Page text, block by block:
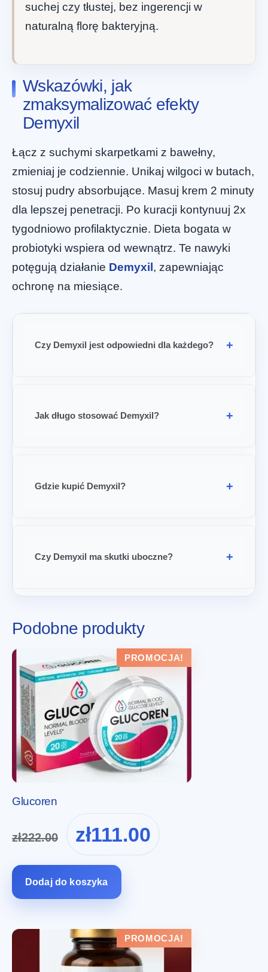
suchej czy tłustej, bez ingerencji w
naturalną florę bakteryjną.
Wskazówki, jak
zmaksymalizować efekty
Demyxil
Łącz z suchymi skarpetkami z bawełny,
zmieniaj je codziennie. Unikaj wilgoci w butach,
stosuj pudry absorbujące. Masuj krem 2 minuty
dla lepszej penetracji. Po kuracji kontynuuj 2x
tygodniowo profilaktycznie. Dieta bogata w
probiotyki wspiera od wewnątrz. Te nawyki
potęgują działanie Demyxil, zapewniając
ochronę na miesiące.
Czy Demyxil jest odpowiedni dla każdego?
Jak długo stosować Demyxil?
Gdzie kupić Demyxil?
Czy Demyxil ma skutki uboczne?
Podobne produkty
PROMOCJA!
Glucoren
zł222.00
Pierwotna
cena
wynosiła:
zł111.00
cena
Dodaj do koszyka
PROMOCJA!